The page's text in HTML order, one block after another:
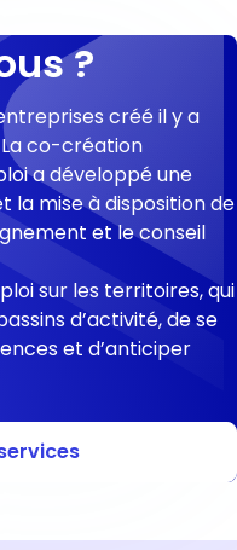
?
créé il y a
co-création
a développé une
la mise à disposition de
et le conseil
sur les territoires, qui
d’activité, de se
et d’anticiper